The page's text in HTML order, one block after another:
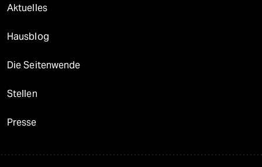
Aktuelles
Hausblog
Die Seitenwende
Stellen
Presse